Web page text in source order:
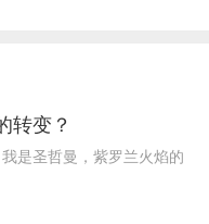
转变？
是圣哲曼，紫罗兰火焰的